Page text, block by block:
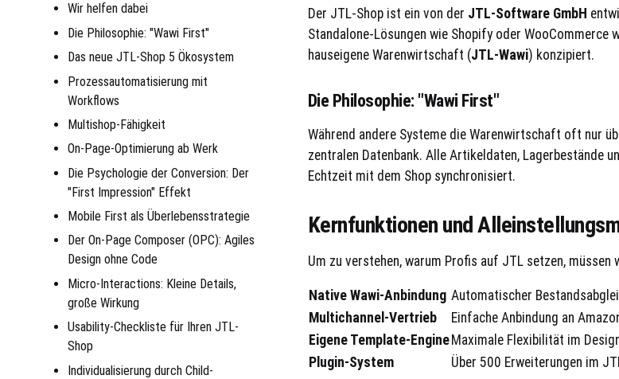
Wir helfen dabei
Die Philosophie: "Wawi First"
Das neue JTL-Shop 5 Ökosystem
Prozessautomatisierung mit
Workflows
Multishop-Fähigkeit
On-Page-Optimierung ab Werk
Die Psychologie der Conversion: Der
"First Impression" Effekt
Mobile First als Überlebensstrategie
Der On-Page Composer (OPC): Agiles
Design ohne Code
Micro-Interactions: Kleine Details,
große Wirkung
Usability-Checkliste für Ihren JTL-
Shop
Individualisierung durch Child-
Der JTL-Shop ist ein von der JTL-Software GmbH
Standalone-Lösungen wie Shopify oder
hauseigene Warenwirtschaft (JTL-Wawi) konzipiert.
Die Philosophie: "Wawi First"
Während andere Systeme die Warenwirtschaft oft nur
zentralen Datenbank. Alle Artikeldaten, Lagerbestände
Echtzeit mit dem Shop synchronisiert.
Kernfunktionen und
Um zu verstehen, warum Profis auf JTL setzen,
Native Wawi-Anbindung Automatischer
Multichannel-Vertrieb
Einfache Anbindung an
Eigene Template-Engine Maximale Flexibilität im
Plugin-System
Über 500 Erweiterungen im